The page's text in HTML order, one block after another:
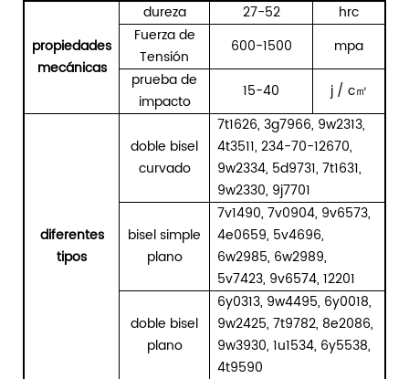
propiedades
mecánicas
dureza 27-52
hrc
Fuerza de
Tensión
600-1500
mpa
prueba de
impacto
15-40 j / c㎡
diferentes
tipos
doble bisel
curvado
7t1626, 3g7966, 9w2313,
4t3511, 234-70-12670,
9w2334, 5d9731, 7t1631,
9w2330, 9j7701
bisel simple
plano
7v1490, 7v0904, 9v6573,
4e0659, 5v4696,
6w2985, 6w2989,
5v7423, 9v6574, 12201
doble bisel
plano
6y0313, 9w4495, 6y0018,
9w2425, 7t9782, 8e2086,
9w3930, 1u1534, 6y5538,
4t9590